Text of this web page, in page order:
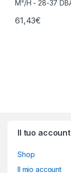
61,43€
Il tuo account
Shop
Il mio account